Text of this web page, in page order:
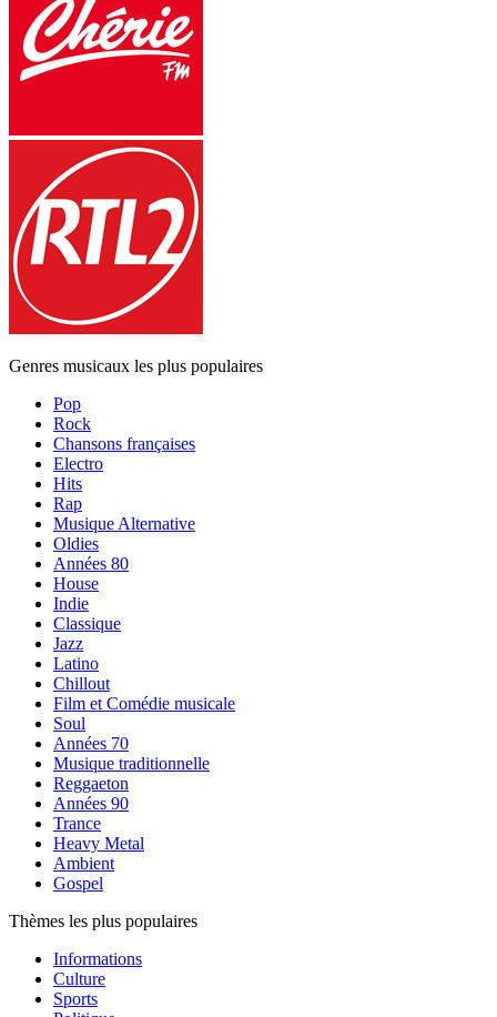
Genres musicaux les plus populaires
Pop
Rock
Chansons françaises
Electro
Hits
Rap
Musique Alternative
Oldies
Années 80
House
Indie
Classique
Jazz
Latino
Chillout
Film et Comédie musicale
Soul
Années 70
Musique traditionnelle
Reggaeton
Années 90
Trance
Heavy Metal
Ambient
Gospel
Thèmes les plus populaires
Informations
Culture
Sports